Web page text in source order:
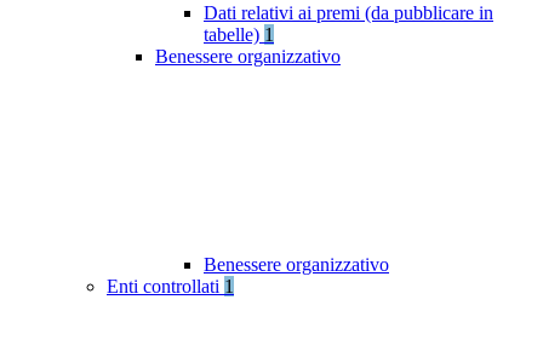
Dati relativi ai premi (da pubblicare in
tabelle) 1
Benessere organizzativo
Benessere organizzativo
Enti controllati 1